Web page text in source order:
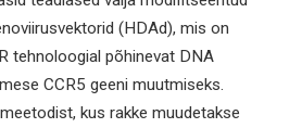
(HDAd), mis on
tehnoloogial põhinevat DNA
CCR5 geeni muutmiseks.
kus rakke muudetakse